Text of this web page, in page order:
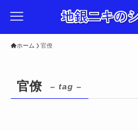
ホーム 官僚
官僚 – tag –